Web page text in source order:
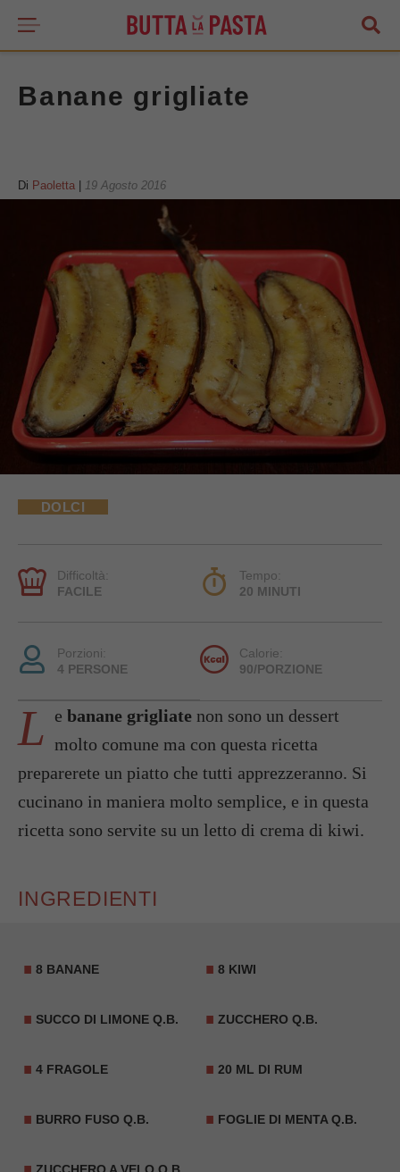
Banane grigliate
Di Paoletta 19 Agosto 2016
DOLCI
Difficoltà:
FACILE
Tempo:
20 MINUTI
Porzioni:
4 PERSONE
Calorie:
90/PORZIONE
L e banane grigliate non sono un dessert
molto comune ma con questa ricetta
preparerete un piatto che tutti apprezzeranno. Si
cucinano in maniera molto semplice, e in questa
ricetta sono servite su un letto di crema di kiwi.
INGREDIENTI
8 BANANE 8 KIWI
SUCCO DI LIMONE Q.B. ZUCCHERO Q.B.
4 FRAGOLE 20 ML DI RUM
BURRO FUSO Q.B. FOGLIE DI MENTA Q.B.